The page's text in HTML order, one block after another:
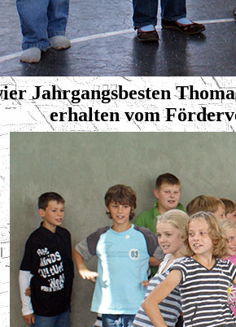
Jahrgangsbesten
erhalten vom